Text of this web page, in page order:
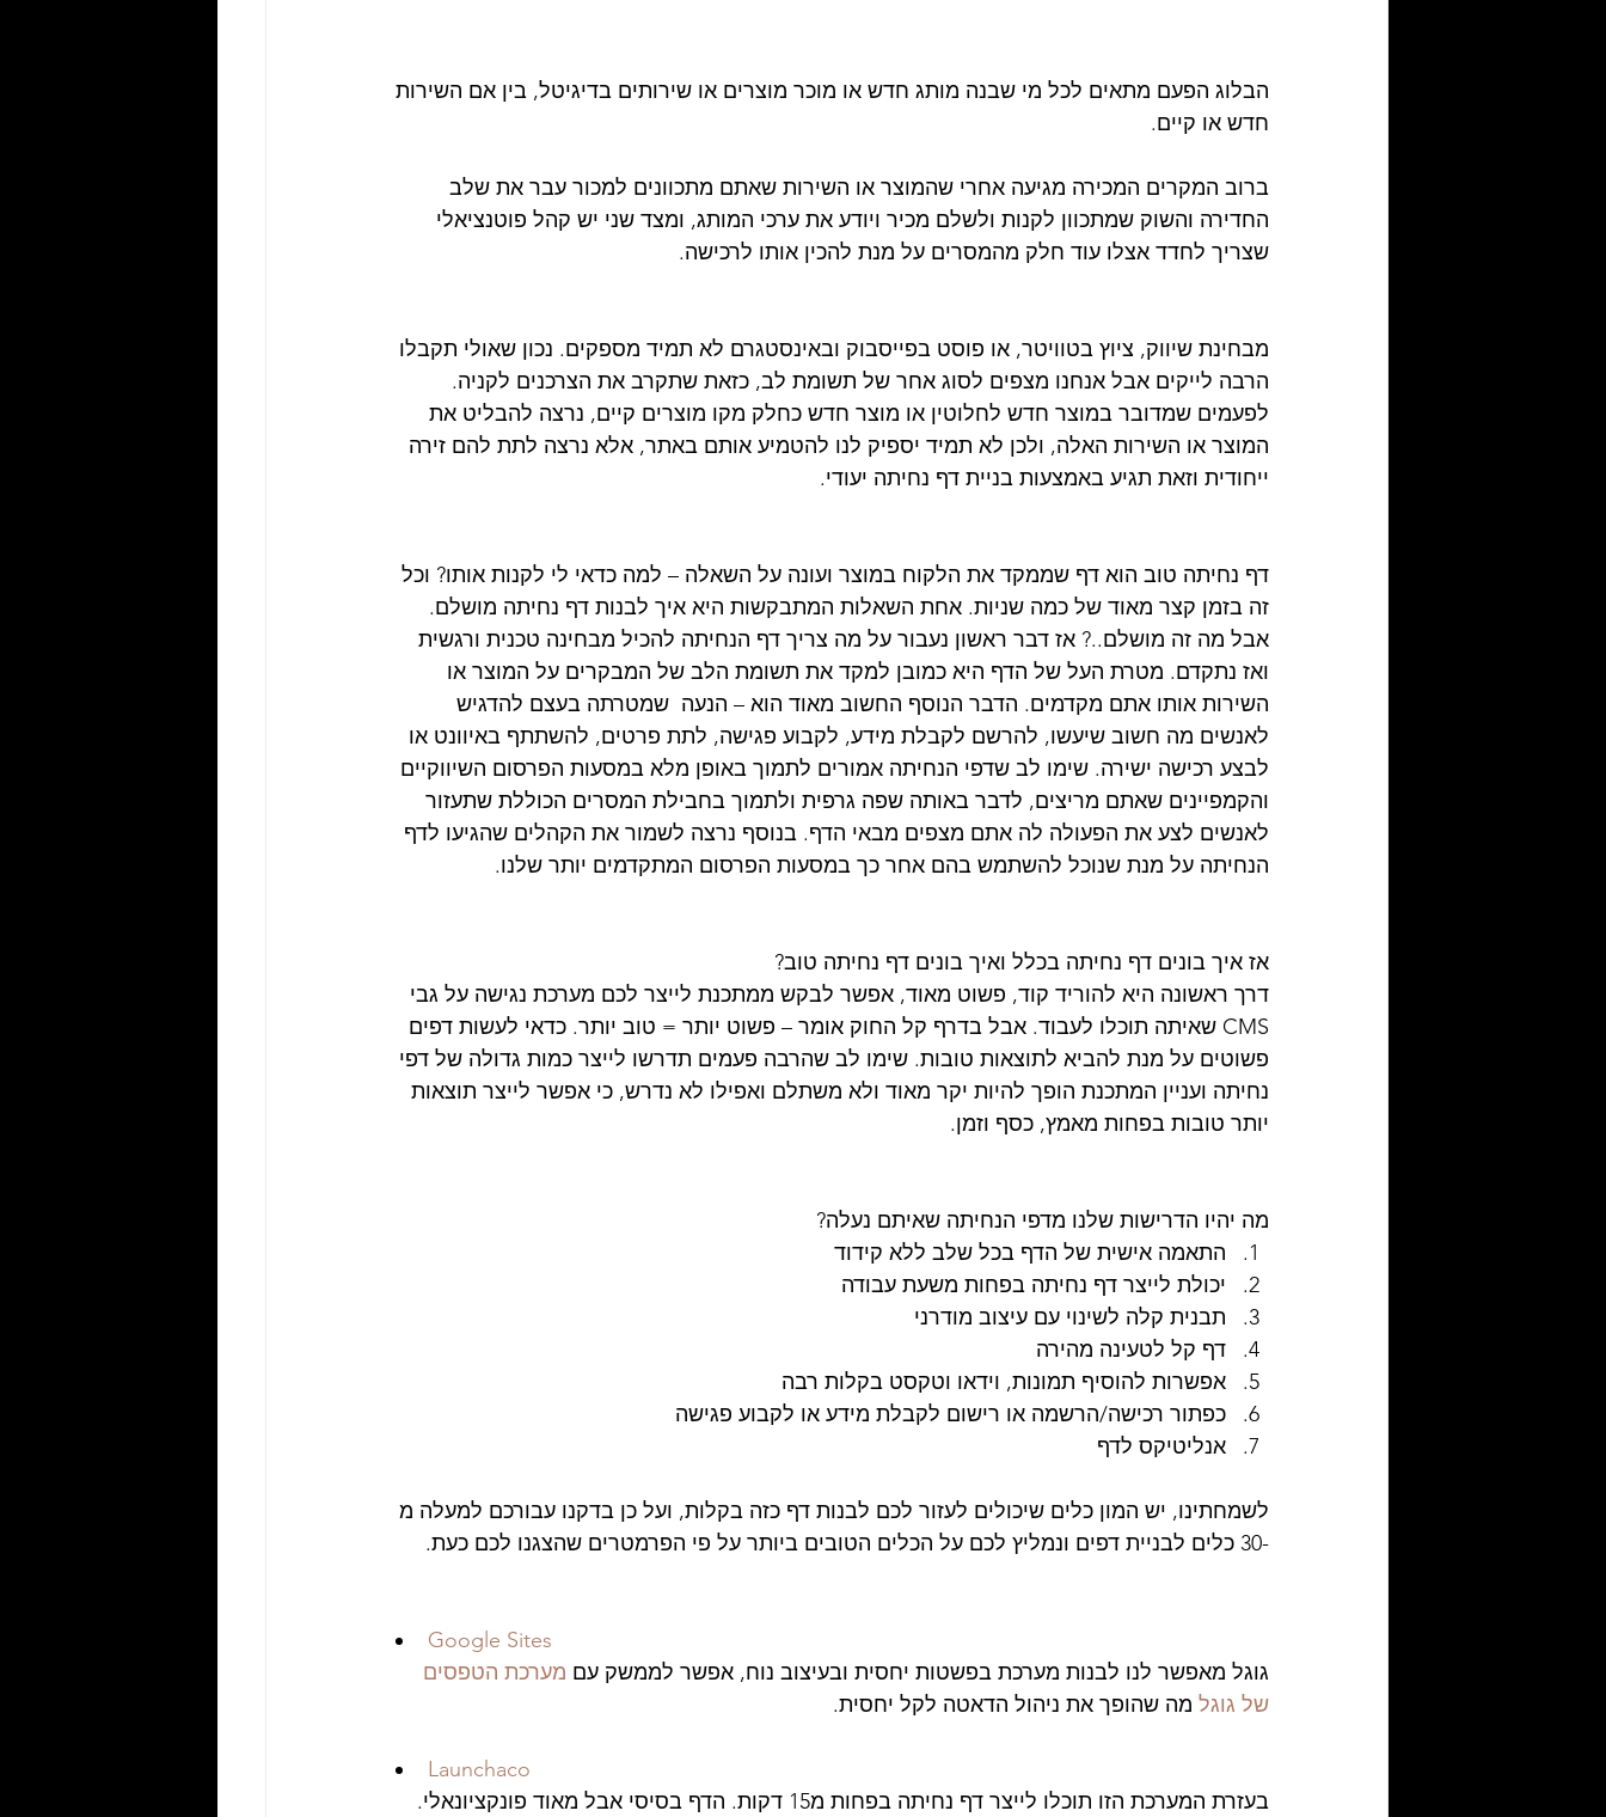
הבלוג הפעם מתאים לכל מי שבנה מותג חדש או מוכר מוצרים או שירותים בדיגיטל, בין אם השירות
חדש או קיים.
ברוב המקרים המכירה מגיעה אחרי שהמוצר או השירות שאתם מתכוונים למכור עבר את שלב
החדירה והשוק שמתכוון לקנות ולשלם מכיר ויודע את ערכי המותג, ומצד שני יש קהל פוטנציאלי
שצריך לחדד אצלו עוד חלק מהמסרים על מנת להכין אותו לרכישה.
מבחינת שיווק, ציוץ בטוויטר, או פוסט בפייסבוק ובאינסטגרם לא תמיד מספקים. נכון שאולי תקבלו
הרבה לייקים אבל אנחנו מצפים לסוג אחר של תשומת לב, כזאת שתקרב את הצרכנים לקניה.
לפעמים שמדובר במוצר חדש לחלוטין או מוצר חדש כחלק מקו מוצרים קיים, נרצה להבליט את
המוצר או השירות האלה, ולכן לא תמיד יספיק לנו להטמיע אותם באתר, אלא נרצה לתת להם זירה
ייחודית וזאת תגיע באמצעות בניית דף נחיתה יעודי.
דף נחיתה טוב הוא דף שממקד את הלקוח במוצר ועונה על השאלה – למה כדאי לי לקנות אותו? וכל
זה בזמן קצר מאוד של כמה שניות. אחת השאלות המתבקשות היא איך לבנות דף נחיתה מושלם.
אבל מה זה מושלם..? אז דבר ראשון נעבור על מה צריך דף הנחיתה להכיל מבחינה טכנית ורגשית
ואז נתקדם. מטרת העל של הדף היא כמובן למקד את תשומת הלב של המבקרים על המוצר או
השירות אותו אתם מקדמים. הדבר הנוסף החשוב מאוד הוא – הנעה  שמטרתה בעצם להדגיש
לאנשים מה חשוב שיעשו, להרשם לקבלת מידע, לקבוע פגישה, לתת פרטים, להשתתף באיוונט או
לבצע רכישה ישירה. שימו לב שדפי הנחיתה אמורים לתמוך באופן מלא במסעות הפרסום השיווקיים
והקמפיינים שאתם מריצים, לדבר באותה שפה גרפית ולתמוך בחבילת המסרים הכוללת שתעזור
לאנשים לצע את הפעולה לה אתם מצפים מבאי הדף. בנוסף נרצה לשמור את הקהלים שהגיעו לדף
הנחיתה על מנת שנוכל להשתמש בהם אחר כך במסעות הפרסום המתקדמים יותר שלנו.
אז איך בונים דף נחיתה בכלל ואיך בונים דף נחיתה טוב?
דרך ראשונה היא להוריד קוד, פשוט מאוד, אפשר לבקש ממתכנת לייצר לכם מערכת נגישה על גבי
CMS שאיתה תוכלו לעבוד. אבל בדרף קל החוק אומר – פשוט יותר = טוב יותר. כדאי לעשות דפים
פשוטים על מנת להביא לתוצאות טובות. שימו לב שהרבה פעמים תדרשו לייצר כמות גדולה של דפי
נחיתה ועניין המתכנת הופך להיות יקר מאוד ולא משתלם ואפילו לא נדרש, כי אפשר לייצר תוצאות
יותר טובות בפחות מאמץ, כסף וזמן.
מה יהיו הדרישות שלנו מדפי הנחיתה שאיתם נעלה?
התאמה אישית של הדף בכל שלב ללא קידוד
יכולת לייצר דף נחיתה בפחות משעת עבודה
תבנית קלה לשינוי עם עיצוב מודרני
דף קל לטעינה מהירה
אפשרות להוסיף תמונות, וידאו וטקסט בקלות רבה
כפתור רכישה/הרשמה או רישום לקבלת מידע או לקבוע פגישה
אנליטיקס לדף
לשמחתינו, יש המון כלים שיכולים לעזור לכם לבנות דף כזה בקלות, ועל כן בדקנו עבורכם למעלה מ
-30 כלים לבניית דפים ונמליץ לכם על הכלים הטובים ביותר על פי הפרמטרים שהצגנו לכם כעת.
Google Sites
גוגל מאפשר לנו לבנות מערכת בפשטות יחסית ובעיצוב נוח, אפשר לממשק עם מערכת הטפסים
של גוגל מה שהופך את ניהול הדאטה לקל יחסית.
Launchaco
בעזרת המערכת הזו תוכלו לייצר דף נחיתה בפחות מ15 דקות. הדף בסיסי אבל מאוד פונקציונאלי.